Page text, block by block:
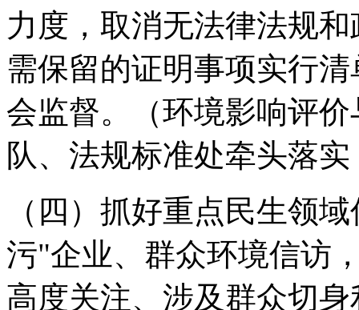
力度，取消无法律法规
需保留的证明事项实行
会监督。
（环境影响评
队、法规标准处牵头落
（四）抓好重点民生领
污"企业、群众环境信访
高度关注、涉及群众切